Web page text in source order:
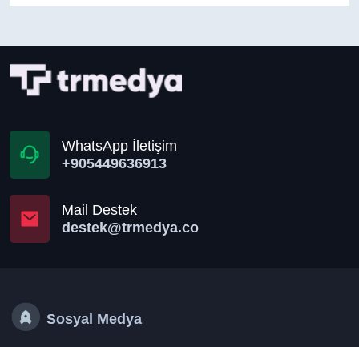
WhatsApp İletişim
+905449636913
Mail Destek
destek@trmedya.co
Sosyal Medya